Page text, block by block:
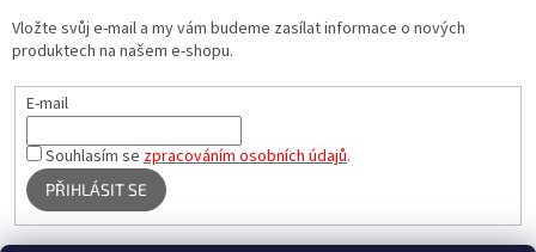
Vložte svůj e-mail a my vám budeme zasílat informace o nových
produktech na našem e-shopu.
E-mail
Souhlasím sezpracováním osobních údajů.
PŘIHLÁSIT SE